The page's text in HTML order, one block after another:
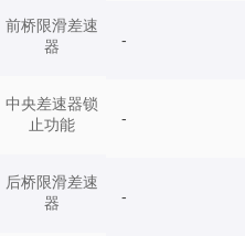
前桥限滑差速
器
中央差速器锁
止功能
后桥限滑差速
器
-
-
-